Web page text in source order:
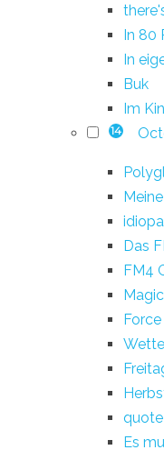
In 80
In
Buk
Im
14
Das
FM4
quote
Es